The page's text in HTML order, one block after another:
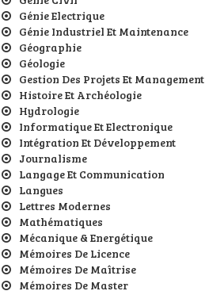
Génie Electrique
Génie Industriel Et Maintenance
Géographie
Géologie
Gestion Des Projets Et Management
Histoire Et Archéologie
Hydrologie
Informatique Et Electronique
Intégration Et Développement
Journalisme
Langage Et Communication
Langues
Lettres Modernes
Mathématiques
Mécanique & Energétique
Mémoires De Licence
Mémoires De Maîtrise
Mémoires De Master